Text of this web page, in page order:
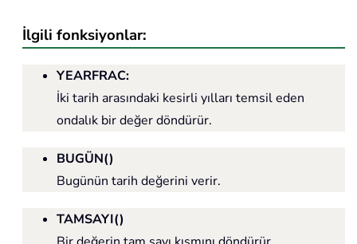
İlgili fonksiyonlar:
YEARFRAC:
İki tarih arasındaki kesirli yılları temsil eden
ondalık bir değer döndürür.
BUGÜN()
Bugünün tarih değerini verir.
TAMSAYI()